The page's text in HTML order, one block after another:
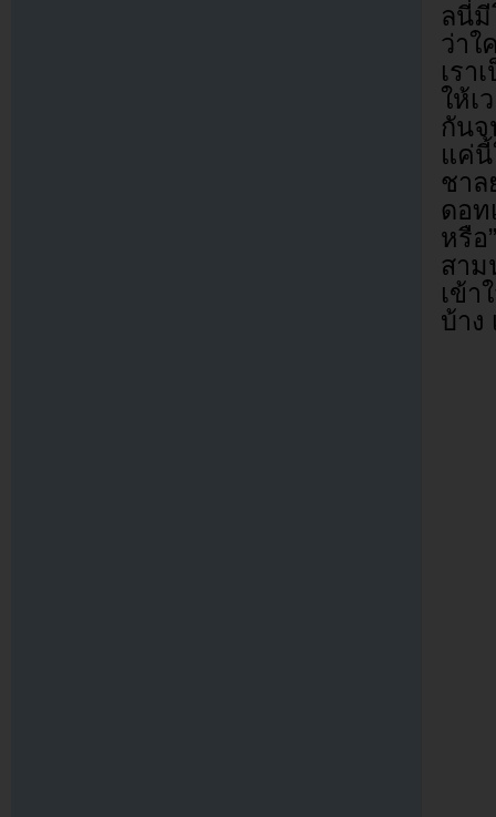
ลนี่มี
ว่าใ
เรา
ให้เ
กันจ
แค่นี้
ชาล
ดอท
หรือ
สาม
เข้า
บ้าง